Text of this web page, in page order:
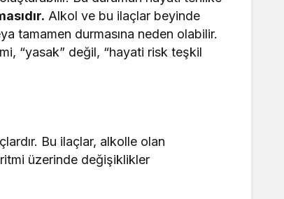
Alkol ve bu ilaçlar beyinde
tamamen durmasına neden olabilir.
“yasak” değil, “hayati risk teşkil
Bu ilaçlar, alkolle olan
üzerinde değişiklikler